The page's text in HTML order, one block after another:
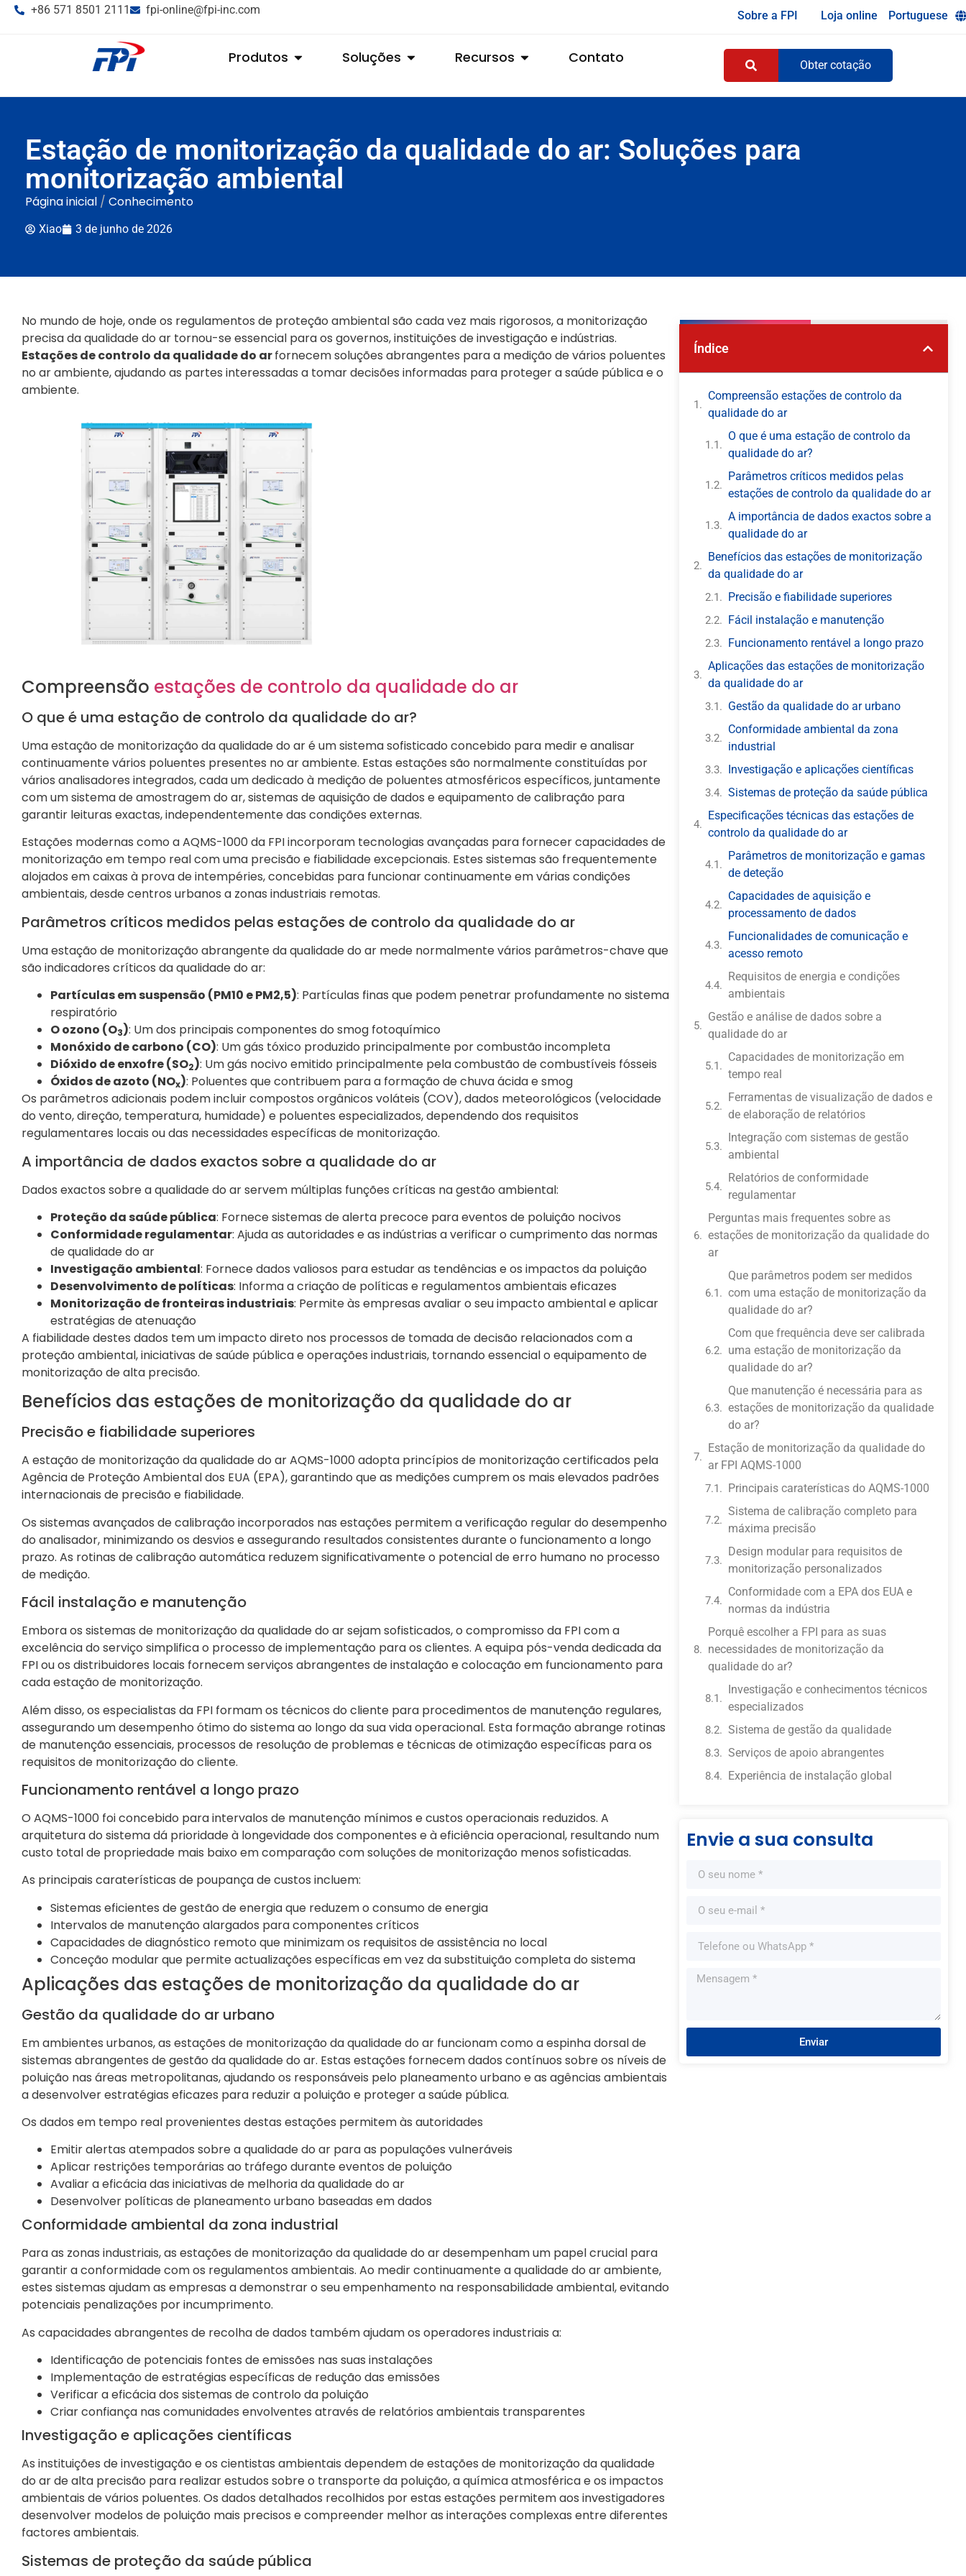
+86 571 8501 2111 fpi-online@fpi-inc.com Sobre a FPI Loja online Portuguese
Produtos Soluções Recursos Contato Obter cotação
Estação de monitorização da qualidade do ar: Soluções para
monitorização ambiental
Página inicial/ Conhecimento
Xiao 3 de junho de 2026
No mundo de hoje, onde os regulamentos de proteção ambiental são cada vez mais rigorosos, a monitorização
precisa da qualidade do ar tornou-se essencial para os governos, instituições de investigação e indústrias.
Estações de controlo da qualidade do arfornecem soluções abrangentes para a medição de vários poluentes
no ar ambiente, ajudando as partes interessadas a tomar decisões informadas para proteger a saúde pública e o
ambiente.
Compreensão estações de controlo da qualidade do ar
O que é uma estação de controlo da qualidade do ar?
Uma estação de monitorização da qualidade do ar é um sistema sofisticado concebido para medir e analisar
continuamente vários poluentes presentes no ar ambiente. Estas estações são normalmente constituídas por
vários analisadores integrados, cada um dedicado à medição de poluentes atmosféricos específicos, juntamente
com um sistema de amostragem do ar, sistemas de aquisição de dados e equipamento de calibração para
garantir leituras exactas, independentemente das condições externas.
Estações modernas como a AQMS-1000 da FPI incorporam tecnologias avançadas para fornecer capacidades de
monitorização em tempo real com uma precisão e fiabilidade excepcionais. Estes sistemas são frequentemente
alojados em caixas à prova de intempéries, concebidas para funcionar continuamente em várias condições
ambientais, desde centros urbanos a zonas industriais remotas.
Parâmetros críticos medidos pelas estações de controlo da qualidade do ar
Uma estação de monitorização abrangente da qualidade do ar mede normalmente vários parâmetros-chave que
são indicadores críticos da qualidade do ar:
Partículas em suspensão (PM10 e PM2,5): Partículas finas que podem penetrar profundamente no sistema
respiratório
O ozono (O3): Um dos principais componentes do smog fotoquímico
Monóxido de carbono (CO): Um gás tóxico produzido principalmente por combustão incompleta
Dióxido de enxofre (SO2): Um gás nocivo emitido principalmente pela combustão de combustíveis fósseis
Óxidos de azoto (NOx): Poluentes que contribuem para a formação de chuva ácida e smog
Os parâmetros adicionais podem incluir compostos orgânicos voláteis (COV), dados meteorológicos (velocidade
do vento, direção, temperatura, humidade) e poluentes especializados, dependendo dos requisitos
regulamentares locais ou das necessidades específicas de monitorização.
A importância de dados exactos sobre a qualidade do ar
Dados exactos sobre a qualidade do ar servem múltiplas funções críticas na gestão ambiental:
Proteção da saúde pública: Fornece sistemas de alerta precoce para eventos de poluição nocivos
Conformidade regulamentar: Ajuda as autoridades e as indústrias a verificar o cumprimento das normas
de qualidade do ar
Investigação ambiental: Fornece dados valiosos para estudar as tendências e os impactos da poluição
Desenvolvimento de políticas: Informa a criação de políticas e regulamentos ambientais eficazes
Monitorização de fronteiras industriais: Permite às empresas avaliar o seu impacto ambiental e aplicar
estratégias de atenuação
A fiabilidade destes dados tem um impacto direto nos processos de tomada de decisão relacionados com a
proteção ambiental, iniciativas de saúde pública e operações industriais, tornando essencial o equipamento de
monitorização de alta precisão.
Benefícios das estações de monitorização da qualidade do ar
Precisão e fiabilidade superiores
A estação de monitorização da qualidade do ar AQMS-1000 adopta princípios de monitorização certificados pela
Agência de Proteção Ambiental dos EUA (EPA), garantindo que as medições cumprem os mais elevados padrões
internacionais de precisão e fiabilidade.
Os sistemas avançados de calibração incorporados nas estações permitem a verificação regular do desempenho
do analisador, minimizando os desvios e assegurando resultados consistentes durante o funcionamento a longo
prazo. As rotinas de calibração automática reduzem significativamente o potencial de erro humano no processo
de medição.
Fácil instalação e manutenção
Embora os sistemas de monitorização da qualidade do ar sejam sofisticados, o compromisso da FPI com a
excelência do serviço simplifica o processo de implementação para os clientes. A equipa pós-venda dedicada da
FPI ou os distribuidores locais fornecem serviços abrangentes de instalação e colocação em funcionamento para
cada estação de monitorização.
Além disso, os especialistas da FPI formam os técnicos do cliente para procedimentos de manutenção regulares,
assegurando um desempenho ótimo do sistema ao longo da sua vida operacional. Esta formação abrange rotinas
de manutenção essenciais, processos de resolução de problemas e técnicas de otimização específicas para os
requisitos de monitorização do cliente.
Funcionamento rentável a longo prazo
O AQMS-1000 foi concebido para intervalos de manutenção mínimos e custos operacionais reduzidos. A
arquitetura do sistema dá prioridade à longevidade dos componentes e à eficiência operacional, resultando num
custo total de propriedade mais baixo em comparação com soluções de monitorização menos sofisticadas.
As principais caraterísticas de poupança de custos incluem:
Sistemas eficientes de gestão de energia que reduzem o consumo de energia
Intervalos de manutenção alargados para componentes críticos
Capacidades de diagnóstico remoto que minimizam os requisitos de assistência no local
Conceção modular que permite actualizações específicas em vez da substituição completa do sistema
Aplicações das estações de monitorização da qualidade do ar
Gestão da qualidade do ar urbano
Em ambientes urbanos, as estações de monitorização da qualidade do ar funcionam como a espinha dorsal de
sistemas abrangentes de gestão da qualidade do ar. Estas estações fornecem dados contínuos sobre os níveis de
poluição nas áreas metropolitanas, ajudando os responsáveis pelo planeamento urbano e as agências ambientais
a desenvolver estratégias eficazes para reduzir a poluição e proteger a saúde pública.
Os dados em tempo real provenientes destas estações permitem às autoridades
Emitir alertas atempados sobre a qualidade do ar para as populações vulneráveis
Aplicar restrições temporárias ao tráfego durante eventos de poluição
Avaliar a eficácia das iniciativas de melhoria da qualidade do ar
Desenvolver políticas de planeamento urbano baseadas em dados
Conformidade ambiental da zona industrial
Para as zonas industriais, as estações de monitorização da qualidade do ar desempenham um papel crucial para
garantir a conformidade com os regulamentos ambientais. Ao medir continuamente a qualidade do ar ambiente,
estes sistemas ajudam as empresas a demonstrar o seu empenhamento na responsabilidade ambiental, evitando
potenciais penalizações por incumprimento.
As capacidades abrangentes de recolha de dados também ajudam os operadores industriais a:
Identificação de potenciais fontes de emissões nas suas instalações
Implementação de estratégias específicas de redução das emissões
Verificar a eficácia dos sistemas de controlo da poluição
Criar confiança nas comunidades envolventes através de relatórios ambientais transparentes
Investigação e aplicações científicas
As instituições de investigação e os cientistas ambientais dependem de estações de monitorização da qualidade
do ar de alta precisão para realizar estudos sobre o transporte da poluição, a química atmosférica e os impactos
ambientais de vários poluentes. Os dados detalhados recolhidos por estas estações permitem aos investigadores
desenvolver modelos de poluição mais precisos e compreender melhor as interações complexas entre diferentes
factores ambientais.
Sistemas de proteção da saúde pública
Índice
Compreensão estações de controlo da
qualidade do ar
O que é uma estação de controlo da
qualidade do ar?
Parâmetros críticos medidos pelas
estações de controlo da qualidade do ar
A importância de dados exactos sobre a
qualidade do ar
Benefícios das estações de monitorização
da qualidade do ar
Precisão e fiabilidade superiores
Fácil instalação e manutenção
Funcionamento rentável a longo prazo
Aplicações das estações de monitorização
da qualidade do ar
Gestão da qualidade do ar urbano
Conformidade ambiental da zona
industrial
Investigação e aplicações científicas
Sistemas de proteção da saúde pública
Especificações técnicas das estações de
controlo da qualidade do ar
Parâmetros de monitorização e gamas
de deteção
Capacidades de aquisição e
processamento de dados
Funcionalidades de comunicação e
acesso remoto
Requisitos de energia e condições
ambientais
Gestão e análise de dados sobre a
qualidade do ar
Capacidades de monitorização em
tempo real
Ferramentas de visualização de dados e
de elaboração de relatórios
Integração com sistemas de gestão
ambiental
Relatórios de conformidade
regulamentar
Perguntas mais frequentes sobre as
estações de monitorização da qualidade do
ar
Que parâmetros podem ser medidos
com uma estação de monitorização da
qualidade do ar?
Com que frequência deve ser calibrada
uma estação de monitorização da
qualidade do ar?
Que manutenção é necessária para as
estações de monitorização da qualidade
do ar?
Estação de monitorização da qualidade do
ar FPI AQMS-1000
Principais caraterísticas do AQMS-1000
Sistema de calibração completo para
máxima precisão
Design modular para requisitos de
monitorização personalizados
Conformidade com a EPA dos EUA e
normas da indústria
Porquê escolher a FPI para as suas
necessidades de monitorização da
qualidade do ar?
Investigação e conhecimentos técnicos
especializados
Sistema de gestão da qualidade
Serviços de apoio abrangentes
Experiência de instalação global
Envie a sua consulta
Enviar